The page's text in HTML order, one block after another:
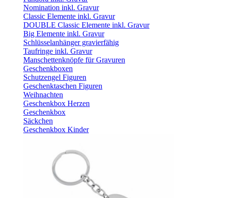
Nomination inkl. Gravur
Classic Elemente inkl. Gravur
DOUBLE Classic Elemente inkl. Gravur
Big Elemente inkl. Gravur
Schlüsselanhänger gravierfähig
Taufringe inkl. Gravur
Manschettenknöpfe für Gravuren
Geschenkboxen
Schutzengel Figuren
Geschenktaschen Figuren
Weihnachten
Geschenkbox Herzen
Geschenkbox
Säckchen
Geschenkbox Kinder